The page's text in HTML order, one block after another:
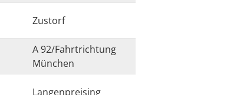
Zustorf
A 92/Fahrtrichtung
München
Langenpreising